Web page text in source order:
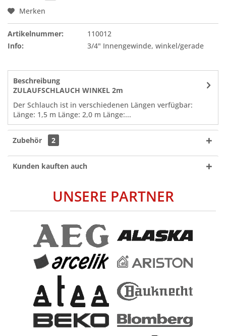
Merken
Artikelnummer:
110012
Info:
3/4" Innengewinde, winkel/gerade
Beschreibung
ZULAUFSCHLAUCH WINKEL 2m
Der Schlauch ist in verschiedenen Längen verfügbar:
Länge: 1,5 m Länge: 2,0 m Länge:...
Zubehör 2
Kunden kauften auch
UNSERE PARTNER